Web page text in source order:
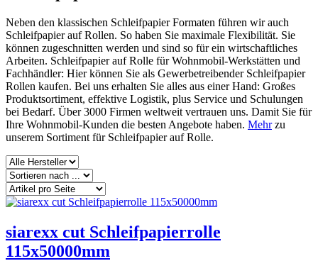
Neben den klassischen Schleifpapier Formaten führen wir auch
Schleifpapier auf Rollen. So haben Sie maximale Flexibilität. Sie
können zugeschnitten werden und sind so für ein wirtschaftliches
Arbeiten. Schleifpapier auf Rolle für Wohnmobil-Werkstätten und
Fachhändler: Hier können Sie als Gewerbetreibender Schleifpapier
Rollen kaufen. Bei uns erhalten Sie alles aus einer Hand: Großes
Produktsortiment, effektive Logistik, plus Service und Schulungen
bei Bedarf. Über 3000 Firmen weltweit vertrauen uns. Damit Sie für
Ihre Wohnmobil-Kunden die besten Angebote haben. Mehrzu
unserem Sortiment für Schleifpapier auf Rolle.
siarexx cut Schleifpapierrolle
115x50000mm